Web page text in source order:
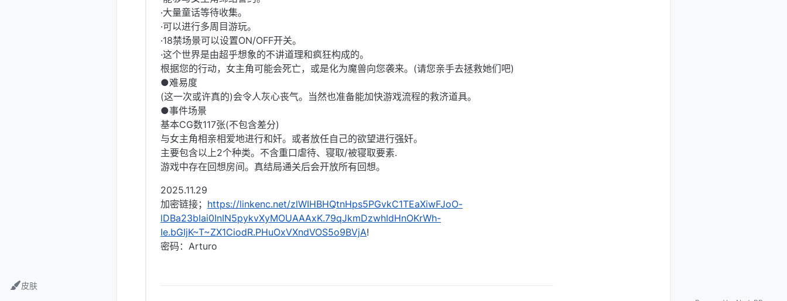
皮肤
·大量童话等待收集。
·可以进行多周目游玩。
·18禁场景可以设置ON/OFF开关。
·这个世界是由超乎想象的不讲道理和疯狂构成的。
根据您的行动，女主角可能会死亡，或是化为魔兽向您袭来。(请您亲手去拯救她们吧)
●难易度
(这一次或许真的)会令人灰心丧气。当然也准备能加快游戏流程的救济道具。
●事件场景
基本CG数117张(不包含差分)
与女主角相亲相爱地进行和奸。或者放任自己的欲望进行强奸。
主要包含以上2个种类。不含重口虐待、寝取/被寝取要素.
游戏中存在回想房间。真结局通关后会开放所有回想。
2025.11.29
加密链接； https://linkenc.net/zlWIHBHQtnHps5PGvkC1TEaXiwFJoO-
lDBa23bIai0InIN5pykvXyMOUAAAxK.79qJkmDzwhIdHnOKrWh-
Ie.bGIjK~T~ZX1CiodR.PHuOxVXndVOS5o9BVjA!
密码：Arturo